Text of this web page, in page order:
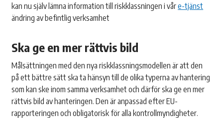
kan nu själv lämna information till riskklassningen i våre-tjänst
ändring av befintlig verksamhet
Ska ge en mer rättvis bild
Målsättningen med den nya riskklassningsmodellen är att den
på ett bättre sätt ska ta hänsyn till de olika typerna av hantering
som kan ske inom samma verksamhet och därför ska ge en mer
rättvis bild av hanteringen. Den är anpassad efter EU-
rapporteringen och obligatorisk för alla kontrollmyndigheter.